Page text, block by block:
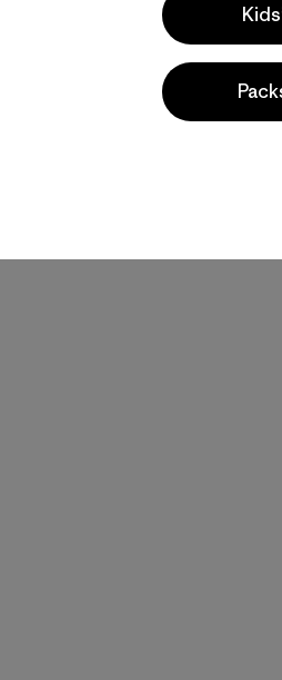
M's Nano-Air® Light
Hoody
$ 299